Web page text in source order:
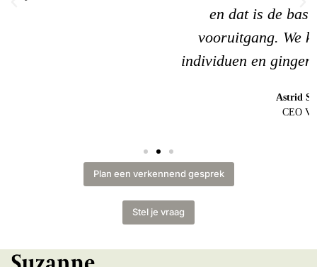
en dat is de basis voor groei en
vooruitgang. We kwamen als zeven
individuen en gingen weg als een team!’
Plan een verkennend gesprek
Stel je vraag